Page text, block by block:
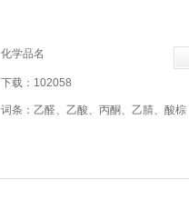
化学品名
下载：102058
词条：乙醛、乙酸、丙酮、乙腈、酸棕